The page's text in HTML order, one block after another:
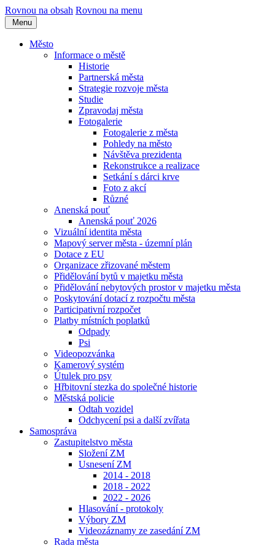
Rovnou na obsah Rovnou na menu
Menu
Město
Informace o městě
Historie
Partnerská města
Strategie rozvoje města
Studie
Zpravodaj města
Fotogalerie
Fotogalerie z města
Pohledy na město
Návštěva prezidenta
Rekonstrukce a realizace
Setkání s dárci krve
Foto z akcí
Různé
Anenská pouť
Anenská pouť 2026
Vizuální identita města
Mapový server města - územní plán
Dotace z EU
Organizace zřizované městem
Přidělování bytů v majetku města
Přidělování nebytových prostor v majetku města
Poskytování dotací z rozpočtu města
Participativní rozpočet
Platby místních poplatků
Odpady
Psi
Videopozvánka
Kamerový systém
Útulek pro psy
Hřbitovní stezka do společné historie
Městská policie
Odtah vozidel
Odchycení psi a další zvířata
Samospráva
Zastupitelstvo města
Složení ZM
Usnesení ZM
2014 - 2018
2018 - 2022
2022 - 2026
Hlasování - protokoly
Výbory ZM
Videozáznamy ze zasedání ZM
Rada města